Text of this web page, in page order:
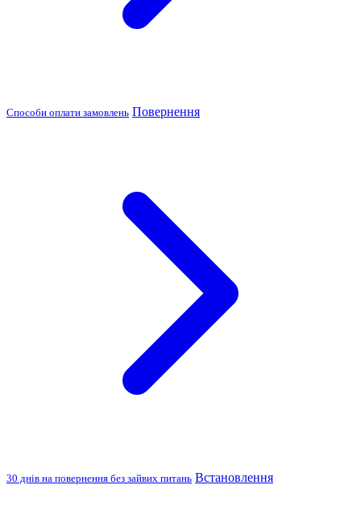
Способи оплати замовлень Повернення
30 днів на повернення без зайвих питань Встановлення